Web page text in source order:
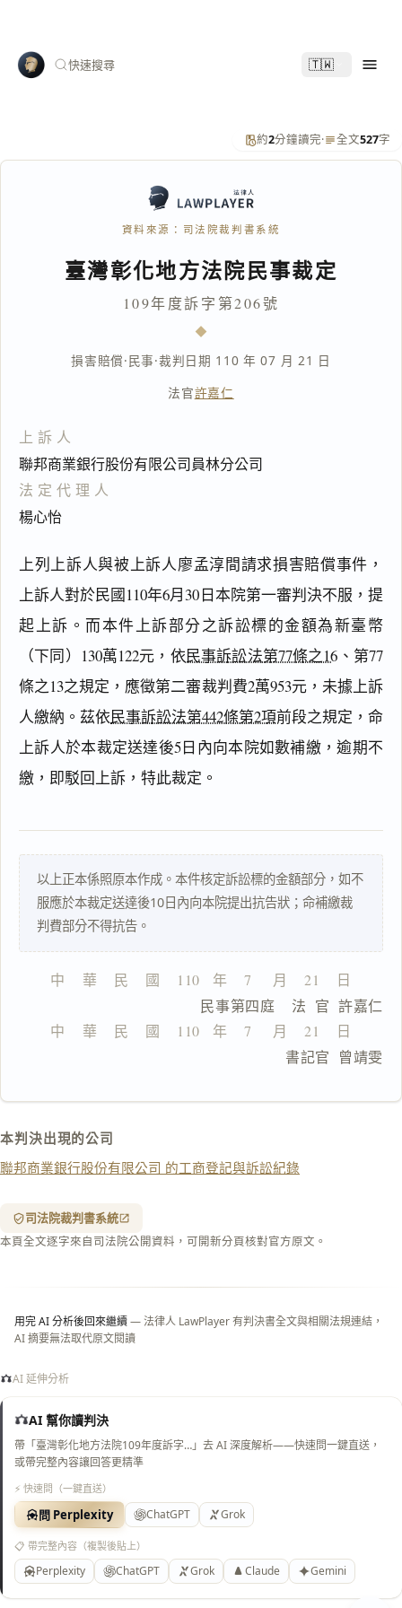
快速搜尋 🇹🇼
約2分鐘讀完· 全文527字
資料來源：司法院裁判書系統
臺灣彰化地方法院民事裁定
109年度訴字第206號
損害賠償·民事·裁判日期 110 年 07 月 21 日
法官許嘉仁
上訴人
聯邦商業銀行股份有限公司員林分公司
法定代理人
楊心怡
上列上訴人與被上訴人廖孟淳間請求損害賠償事件，
上訴人對於民國110年6月30日本院第一審判決不服，提
起上訴。而本件上訴部分之訴訟標的金額為新臺幣
（下同）130萬122元，依民事訴訟法第77條之16 、第77
條之13之規定，應徵第二審裁判費2萬953元，未據上訴
人繳納。茲依民事訴訟法第442條第2項前段之規定，命
上訴人於本裁定送達後5日內向本院如數補繳，逾期不
繳，即駁回上訴，特此裁定。
以上正本係照原本作成。本件核定訴訟標的金額部分，如不
服應於本裁定送達後10日內向本院提出抗告狀；命補繳裁
判費部分不得抗告。
中    華    民    國    110   年    7     月    21    日
                  民事第四庭    法  官  許嘉仁
中    華    民    國    110   年    7     月    21    日
                                書記官  曾靖雯
本判決出現的公司
聯邦商業銀行股份有限公司 的工商登記與訴訟紀錄
司法院裁判書系統
本頁全文逐字來自司法院公開資料，可開新分頁核對官方原文。
用完 AI 分析後回來繼續— 法律人 LawPlayer 有判決書全文與相關法規連結，
AI 摘要無法取代原文閱讀
AI 延伸分析
AI 幫你讀判決
帶「臺灣彰化地方法院109年度訴字…」去 AI 深度解析——快速問一鍵直送，
或帶完整內容讓回答更精準
⚡ 快速問（一鍵直送）
問 Perplexity ChatGPT Grok
📋 帶完整內容（複製後貼上）
Perplexity ChatGPT Grok Claude Gemini
閱讀 研究
複
文